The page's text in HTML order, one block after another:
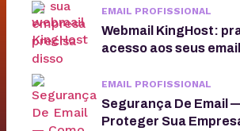
EMAIL PROFISSIONAL
Webmail KingHost:
acesso aos seus
EMAIL PROFISSIONAL
Segurança De Email
Proteger Sua